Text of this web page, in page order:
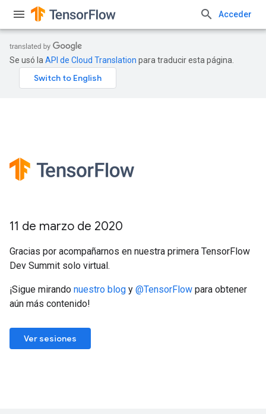
Acceder
Se usó la API de Cloud Translation para traducir esta página.
11 de marzo de 2020
Gracias por acompañarnos en nuestra primera TensorFlow
Dev Summit solo virtual.
¡Sigue mirando nuestro blog y @TensorFlow para obtener
aún más contenido!
Ver sesiones